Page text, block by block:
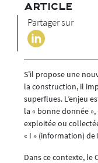
ARTICLE
Partager sur
S’il propose une
la construction, il
superflues. L’enjeu
la « bonne donnée
exploitée ou
« I » (information) de
Dans ce contexte, le